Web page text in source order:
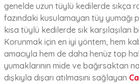
genelde uzun tüylü kedilerde sıkça
fazındaki kusulamayan tüy yumağı
kısa tüylü kedilerde sık karşılaşılan
Korunmak için en iyi yöntem, hem
amacıyla hem de daha henüz top
yumaklarının mide ve bağırsaktan
dışkıyla dışarı atılmasını sağlayan